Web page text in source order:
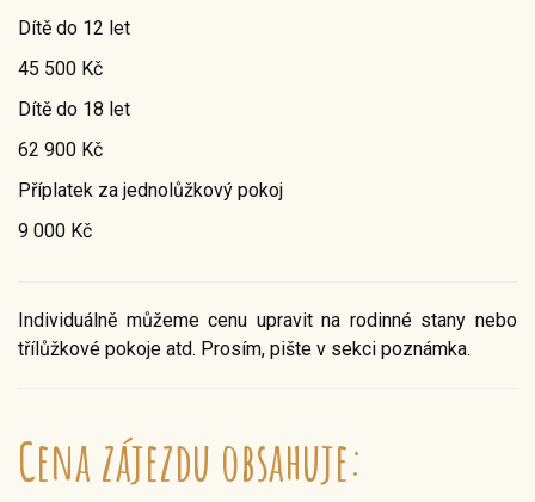
Dítě do 12 let
45 500 Kč
Dítě do 18 let
62 900 Kč
Příplatek za jednolůžkový pokoj
9 000 Kč
Individuálně můžeme cenu upravit na rodinné stany nebo
třílůžkové pokoje atd. Prosím, pište v sekci poznámka.
Cena zájezdu obsahuje: